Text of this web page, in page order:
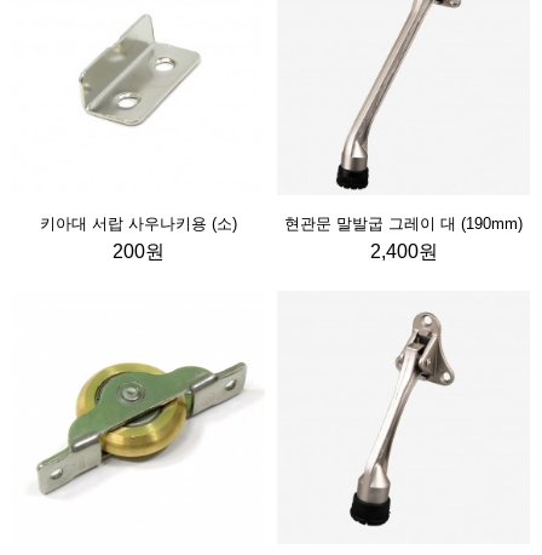
키아대 서랍 사우나키용 (소)
200원
현관문 말발굽 그레이 대 (190mm)
2,400원